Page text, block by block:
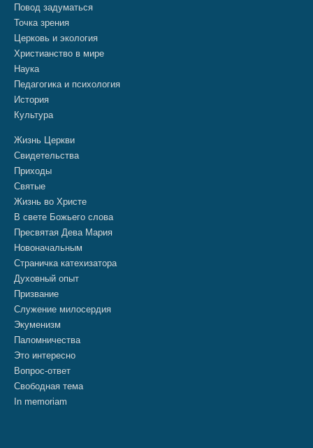
Повод задуматься
Точка зрения
Церковь и экология
Христианство в мире
Наука
Педагогика и психология
История
Культура
Жизнь Церкви
Свидетельства
Приходы
Святые
Жизнь во Христе
В свете Божьего слова
Пресвятая Дева Мария
Новоначальным
Страничка катехизатора
Духовный опыт
Призвание
Служение милосердия
Экуменизм
Паломничества
Это интересно
Вопрос-ответ
Свободная тема
In memoriam